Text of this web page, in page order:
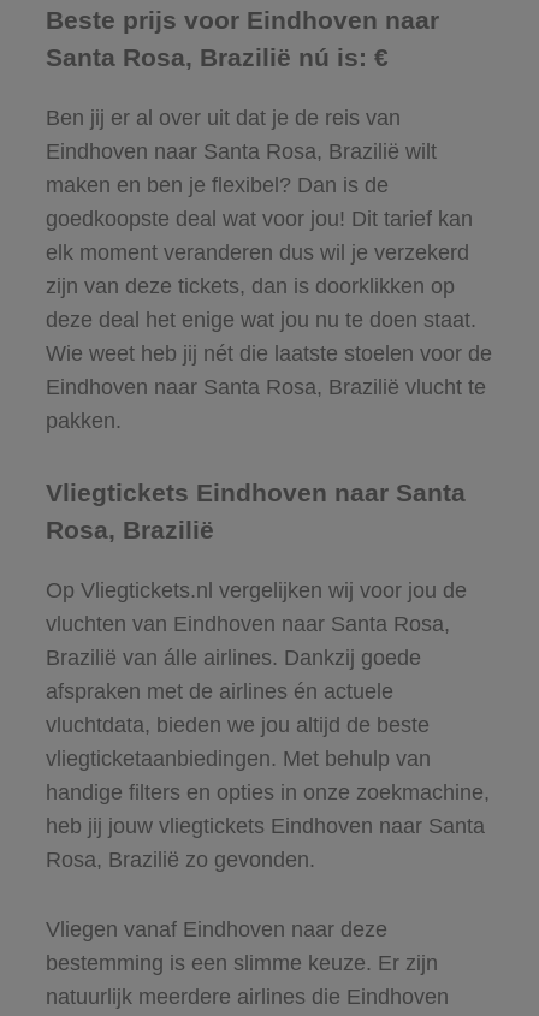
Beste prijs voor Eindhoven naar
Santa Rosa, Brazilië nú is: €
Ben jij er al over uit dat je de reis van
Eindhoven naar Santa Rosa, Brazilië wilt
maken en ben je flexibel? Dan is de
goedkoopste deal wat voor jou! Dit tarief kan
elk moment veranderen dus wil je verzekerd
zijn van deze tickets, dan is doorklikken op
deze deal het enige wat jou nu te doen staat.
Wie weet heb jij nét die laatste stoelen voor de
Eindhoven naar Santa Rosa, Brazilië vlucht te
pakken.
Vliegtickets Eindhoven naar Santa
Rosa, Brazilië
Op Vliegtickets.nl vergelijken wij voor jou de
vluchten van Eindhoven naar Santa Rosa,
Brazilië van álle airlines. Dankzij goede
afspraken met de airlines én actuele
vluchtdata, bieden we jou altijd de beste
vliegticketaanbiedingen. Met behulp van
handige filters en opties in onze zoekmachine,
heb jij jouw vliegtickets Eindhoven naar Santa
Rosa, Brazilië zo gevonden.
Vliegen vanaf Eindhoven naar deze
bestemming is een slimme keuze. Er zijn
natuurlijk meerdere airlines die Eindhoven